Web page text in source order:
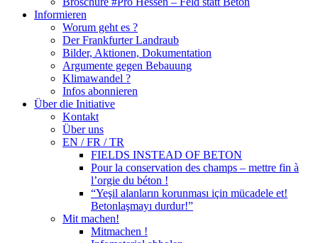
Informieren
Worum geht es ?
Der Frankfurter Landraub
Bilder, Aktionen, Dokumentation
Argumente gegen Bebauung
Klimawandel ?
Infos abonnieren
Über die Initiative
Kontakt
Über uns
EN / FR / TR
FIELDS INSTEAD OF BETON
Pour la conservation des champs – mettre fin à
l’orgie du béton !
“Yeşil alanların korunması için mücadele et!
Betonlaşmayı durdur!”
Mit machen!
Mitmachen !